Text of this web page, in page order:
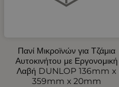
Πανί Μικροϊνών για Τζάμια
Αυτοκινήτου με Εργονομική
Λαβή DUNLOP 136mm x
359mm x 20mm